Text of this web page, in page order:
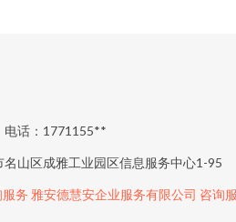
电话：1771155**
山区成雅工业园区信息服务中心1-95
务 雅安德慧安企业服务有限公司 咨询